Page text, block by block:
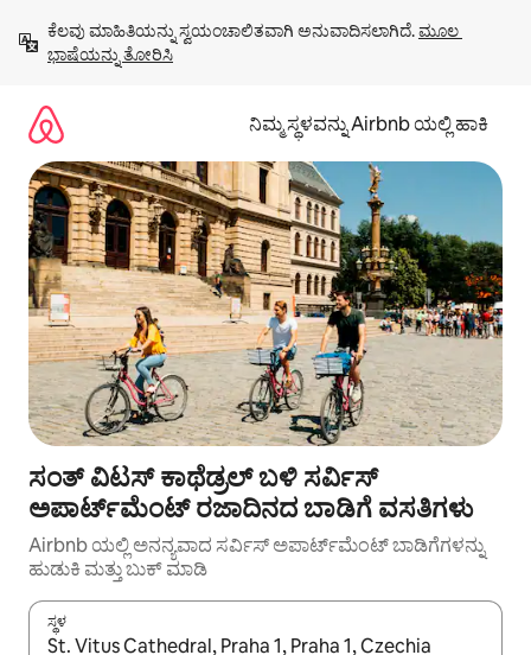
ಹೋಗಿ
ಕೆಲವು ಮಾಹಿತಿಯನ್ನು ಸ್ವಯಂಚಾಲಿತವಾಗಿ ಅನುವಾದಿಸಲಾಗಿದೆ. ಮೂಲ
ಭಾಷೆಯನ್ನು ತೋರಿಸಿ
ನಿಮ್ಮ ಸ್ಥಳವನ್ನು Airbnb ಯಲ್ಲಿ ಹಾಕಿ
ಸಂತ್ ವಿಟಸ್ ಕಾಥೆಡ್ರಲ್ ಬಳಿ ಸರ್ವಿಸ್
ಅಪಾರ್ಟ್‌ಮೆಂಟ್ ರಜಾದಿನದ ಬಾಡಿಗೆ ವಸತಿಗಳು
Airbnb ಯಲ್ಲಿ ಅನನ್ಯವಾದ ಸರ್ವಿಸ್ ಅಪಾರ್ಟ್‌ಮೆಂಟ್ ಬಾಡಿಗೆಗಳನ್ನು
ಹುಡುಕಿ ಮತ್ತು ಬುಕ್ ಮಾಡಿ
ಸ್ಥಳ
ಫಲಿತಾಂಶಗಳು ಲಭ್ಯವಿರುವಾಗ, ಅಪ್ ಮತ್ತು ಡೌನ್ ಬಾಣದ ಕೀಲಿಗಳೊಂದಿಗೆ